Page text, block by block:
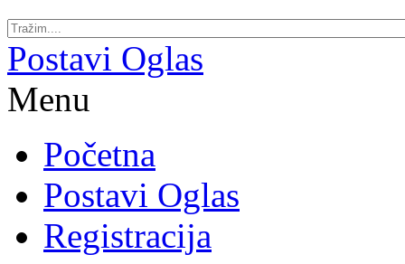
Postavi Oglas
Menu
Početna
Postavi Oglas
Registracija